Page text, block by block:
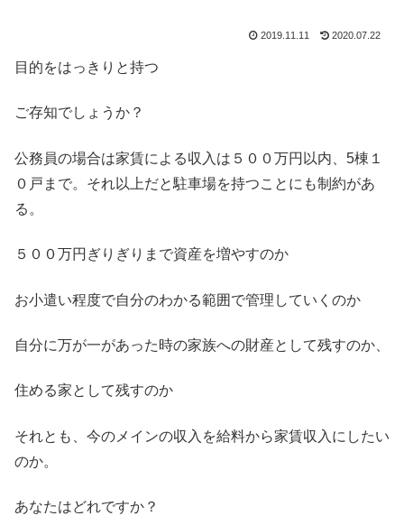
2019.11.11 2020.07.22
目的をはっきりと持つ
ご存知でしょうか？
公務員の場合は家賃による収入は５００万円以内、5棟１
０戸まで。それ以上だと駐車場を持つことにも制約があ
る。
５００万円ぎりぎりまで資産を増やすのか
お小遣い程度で自分のわかる範囲で管理していくのか
自分に万が一があった時の家族への財産として残すのか、
住める家として残すのか
それとも、今のメインの収入を給料から家賃収入にしたい
のか。
あなたはどれですか？